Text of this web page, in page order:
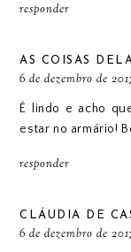
responder
AS COISAS
6 de dezembro de
É lindo e acho
estar no armário!
responder
CLÁUDIA DE
6 de dezembro de